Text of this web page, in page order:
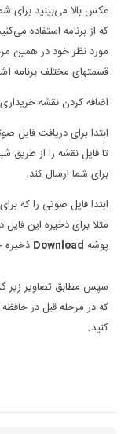
عکس بالا می‌بینید برای
که از برنامه استفاده
مورد نظر خود در همین
قسمتهای مختلف برنامه
اضافه کردن نقشه
ابتدا برای دریافت
تا فایل نقشه را از طریق
برای شما ارسال کند.
ابتدا فایل صوتی را که
مثلا برای ذخیره این فایل
پوشه Download
سپس مطابق تصاویر زیر
که در مرحله قبل در
کنید.